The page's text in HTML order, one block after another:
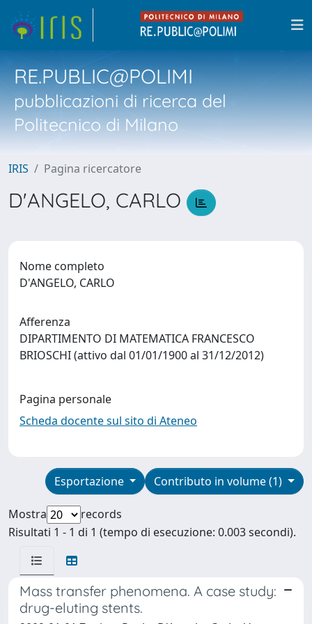
RE.PUBLIC@POLIMI
pubblicazioni di ricerca del
Politecnico di Milano
IRIS Pagina ricercatore
D'ANGELO, CARLO
Nome completo
D'ANGELO, CARLO
Afferenza
DIPARTIMENTO DI MATEMATICA FRANCESCO
BRIOSCHI (attivo dal 01/01/1900 al 31/12/2012)
Pagina personale
Scheda docente sul sito di Ateneo
Contributo in volume (1)
Esportazione
Mostra
records
Risultati 1 - 1 di 1 (tempo di esecuzione: 0.003 secondi).
Mass transfer phenomena. A case study:
drug-eluting stents.